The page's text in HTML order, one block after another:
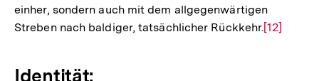
einher, sondern auch mit dem allgegenwärtigen
Streben nach baldiger, tatsächlicher Rückkehr.Zur
[12]
Identität: